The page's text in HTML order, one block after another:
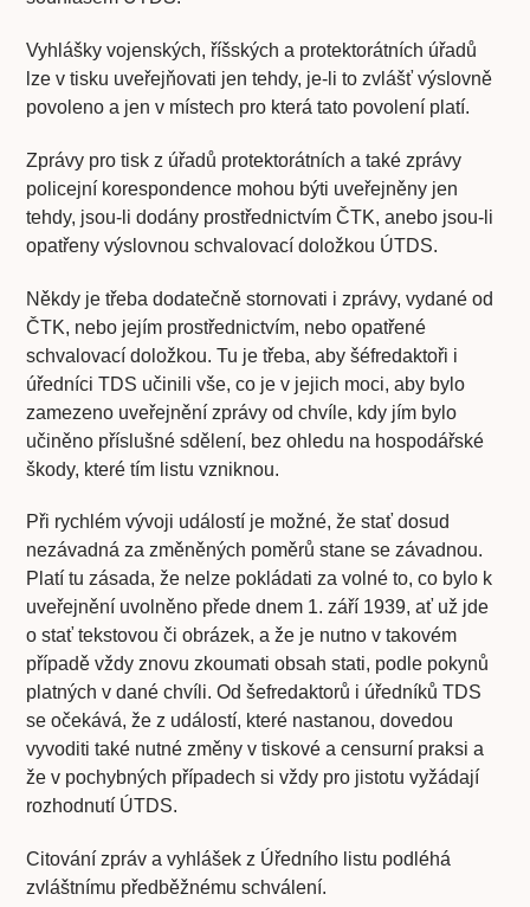
Vyhlášky vojenských, říšských a protektorátních úřadů
lze v tisku uveřejňovati jen tehdy, je-li to zvlášť výslovně
povoleno a jen v místech pro která tato povolení platí.
Zprávy pro tisk z úřadů protektorátních a také zprávy
policejní korespondence mohou býti uveřejněny jen
tehdy, jsou-li dodány prostřednictvím ČTK, anebo jsou-li
opatřeny výslovnou schvalovací doložkou ÚTDS.
Někdy je třeba dodatečně stornovati i zprávy, vydané od
ČTK, nebo jejím prostřednictvím, nebo opatřené
schvalovací doložkou. Tu je třeba, aby šéfredaktoři i
úředníci TDS učinili vše, co je v jejich moci, aby bylo
zamezeno uveřejnění zprávy od chvíle, kdy jím bylo
učiněno příslušné sdělení, bez ohledu na hospodářské
škody, které tím listu vzniknou.
Při rychlém vývoji událostí je možné, že stať dosud
nezávadná za změněných poměrů stane se závadnou.
Platí tu zásada, že nelze pokládati za volné to, co bylo k
uveřejnění uvolněno přede dnem 1. září 1939, ať už jde
o stať tekstovou či obrázek, a že je nutno v takovém
případě vždy znovu zkoumati obsah stati, podle pokynů
platných v dané chvíli. Od šefredaktorů i úředníků TDS
se očekává, že z událostí, které nastanou, dovedou
vyvoditi také nutné změny v tiskové a censurní praksi a
že v pochybných případech si vždy pro jistotu vyžádají
rozhodnutí ÚTDS.
Citování zpráv a vyhlášek z Úředního listu podléhá
zvláštnímu předběžnému schválení.